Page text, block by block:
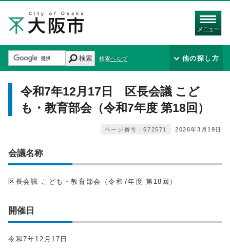
メニュー
検索 検索ヘルプ 他の探し方
令和7年12月17日 区長会議 こど
も・教育部会（令和7年度 第18回）
2026年3月19日
ページ番号：672571
会議名称
区長会議 こども・教育部会（令和7年度 第18回）
開催日
令和7年12月17日